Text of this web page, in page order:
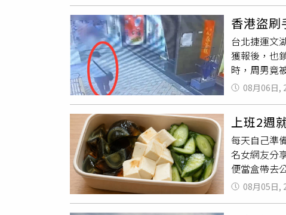
與林文晴僅
調不會再對
以精油補充
無法攜帶精
處名為「互
你的肝氣
「立秋」這
會很嚴重，
息，多做適
肺的 食物秋
吃些養肺潤
藕、百合
子、芝麻等
因此喝些綠
等。古人云
很重要。4.
少，因為秋
如奇異果、
物，如空心
香港盜
台北捷運文
獲報後，也
時，周男竟
蹤，準備逮
取他人信
改造成刷
男3度來台
竊取裡面的
謹慎，其來
近廁所變裝
不幹，迅速
08月06日,
上班2週
每天自己準
名女網友分
便當盒帶去
「敷衍系午
當，不過
小黃瓜，
08月05日,